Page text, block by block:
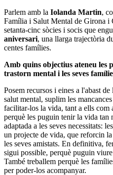
Parlem amb la Iolanda Martin,
Família i Salut Mental de Girona i
setanta-cinc sòcies i socis que
aniversari, una llarga trajectòria
centes famílies.
Amb quins objectius ateneu les
trastorn mental i les seves
Posem recursos i eines a l'abast
salut mental, suplim les
facilitar-los la vida, tant a ells com
perquè les puguin tenir la vida tan
adaptada a les seves necessitats:
un projecte de vida, que reforcin
les seves amistats. En definitiva,
sigui possible, perquè puguin
També treballem perquè les
per poder-los acompanyar.